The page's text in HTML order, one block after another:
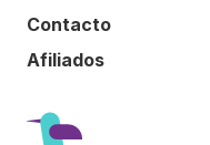
Contacto
Afiliados